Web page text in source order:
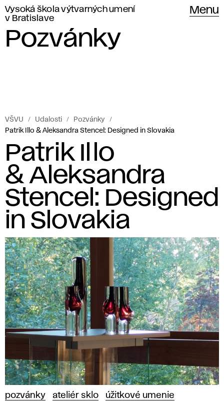
Vysoká škola výtvarných umení
v Bratislave
Menu
Pozvánky
VŠVU Udalosti
Pozvánky
Patrik Illo & Aleksandra Stencel: Designed in Slovakia
Patrik Illo
& Aleksandra
Stencel: Designed
in Slovakia
pozvánky ateliér sklo úžitkové umenie